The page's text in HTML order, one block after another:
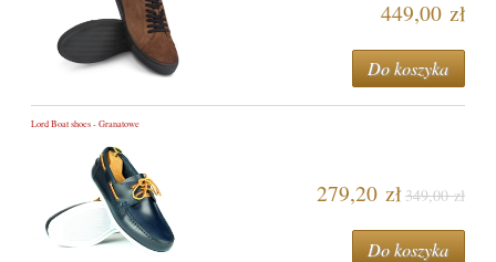
449,00 zł
Do koszyka
Lord Boat shoes - Granatowe
279,20 zł 349,00 zł
Do koszyka